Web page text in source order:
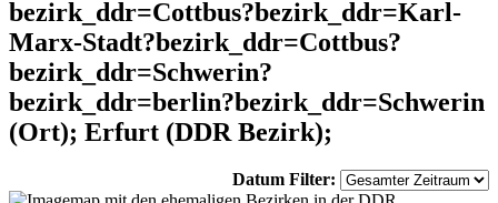
bezirk_ddr=Cottbus?bezirk_ddr=Karl-
Marx-Stadt?bezirk_ddr=Cottbus?
bezirk_ddr=Schwerin?
bezirk_ddr=berlin?bezirk_ddr=Schwerin
(Ort); Erfurt (DDR Bezirk);
Datum Filter: